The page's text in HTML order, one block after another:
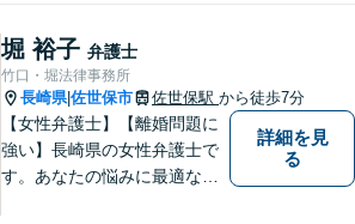
題・企業法務等、お困りごと
はなんでもご相談ください。
【他士業連携】
堀 裕子 弁護士
竹口・堀法律事務所
長崎県|佐世保市 佐世保駅 から徒歩7分
【女性弁護士】【離婚問題に
強い】長崎県の女性弁護士で
す。あなたの悩みに最適なリ
詳細を見
る